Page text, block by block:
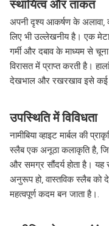
स्थायित्व और ताकत
अपनी दृश्य आकर्षण के अलावा,
लिए भी उल्लेखनीय है। एक
गर्मी और दबाव के माध्यम से
विरासत में प्राप्त करती है।
देखभाल और रखरखाव इसे कई
उपस्थिति में विविधता
नामीबिया व्हाइट मार्बल की
स्लैब एक अनूठा कलाकृति है,
और समग्र सौंदर्य होता है।
अनुरूप हो, वास्तविक स्लैब को
महत्वपूर्ण कदम बन जाता है।.